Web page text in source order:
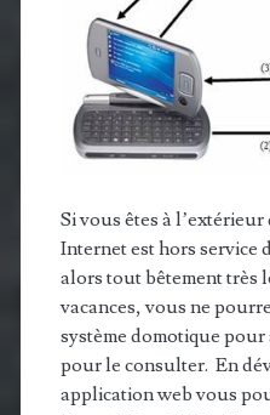
Si vous êtes à l’extérieur
Internet est hors service
alors tout bêtement très
vacances, vous ne
système domotique
pour le consulter. En
application web vous